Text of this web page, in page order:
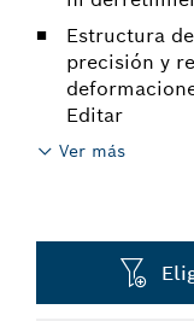
Estructura
precisión y
Editar
Ver más